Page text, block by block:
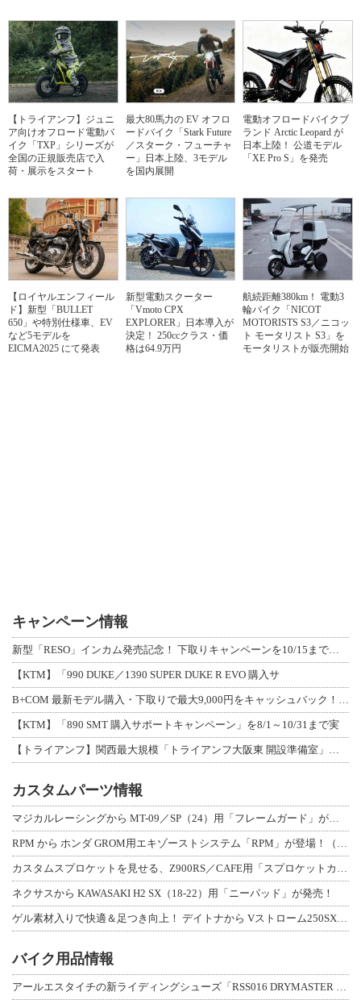
【トライアンフ】ジュニ
ア向けオフロード電動バ
イク「TXP」シリーズが
全国の正規販売店で入
荷・展示をスタート
最大80馬力の EV オフロ
ードバイク「Stark Future
／スターク・フューチャ
ー」日本上陸、3モデル
を国内展開
電動オフロードバイクブ
ランド Arctic Leopard が
日本上陸！ 公道モデル
「XE Pro S」を発売
【ロイヤルエンフィール
ド】新型「BULLET
650」や特別仕様車、EV
など5モデルを
EICMA2025 にて発表
新型電動スクーター
「Vmoto CPX
EXPLORER」日本導入が
決定！ 250ccクラス・価
格は64.9万円
航続距離380km！ 電動3
輪バイク「NICOT
MOTORISTS S3／ニコッ
ト モータリスト S3」を
モータリストが販売開始
キャンペーン情報
新型「RESO」インカム発売記念！ 下取りキャンペーンを10/15まで延長して開
【KTM】「990 DUKE／1390 SUPER DUKE R EVO 購入サ
B+COM 最新モデル購入・下取りで最大9,000円をキャッシュバック！「B+F
【KTM】「890 SMT 購入サポートキャンペーン」を8/1～10/31まで実
【トライアンフ】関西最大規模「トライアンフ大阪東 開設準備室」がオープン！ 限定
カスタムパーツ情報
マジカルレーシングから MT-09／SP（24）用「フレームガード」が登場！
RPM から ホンダ GROM用エキゾーストシステム「RPM」が登場！（動画あり
カスタムスプロケットを見せる、Z900RS／CAFE用「スプロケットカバーフルキ
ネクサスから KAWASAKI H2 SX（18-22）用「ニーパッド」が発売！
ゲル素材入りで快適＆足つき向上！ デイトナから Vストローム250SX用「快適ロ
バイク用品情報
アールエスタイチの新ライディングシューズ「RSS016 DRYMASTER スト